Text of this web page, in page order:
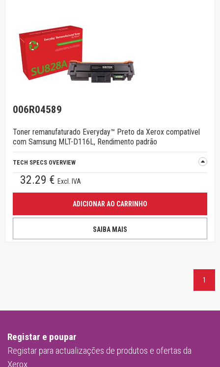
006R04589
Toner remanufaturado Everyday™ Preto da Xerox compatível
com Samsung MLT-D116L, Rendimento padrão
TECH SPECS OVERVIEW
32.29 € Excl. IVA
ADICIONAR AO CARRINHO
SAIBA MAIS
1
Registar e poupar
Registar para actualizações de produtos e ofertas da
Xerox